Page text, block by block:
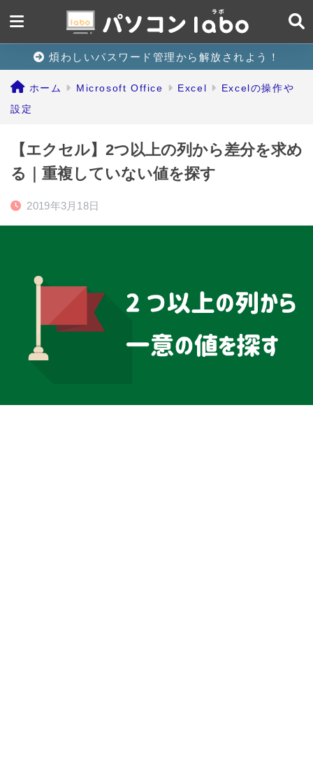
煩わしいパスワード管理から解放されよう！
ホーム Microsoft Office Excel
Excelの操作や
設定
【エクセル】2つ以上の列から差分を求め
る｜重複していない値を探す
2019年3月18日